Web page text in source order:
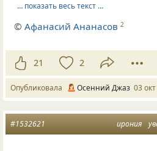
… показать весь текст …
©Афанасий Ананасов 2
21 2
Опубликовала Осенний Джаз 03
ирония
#1532621